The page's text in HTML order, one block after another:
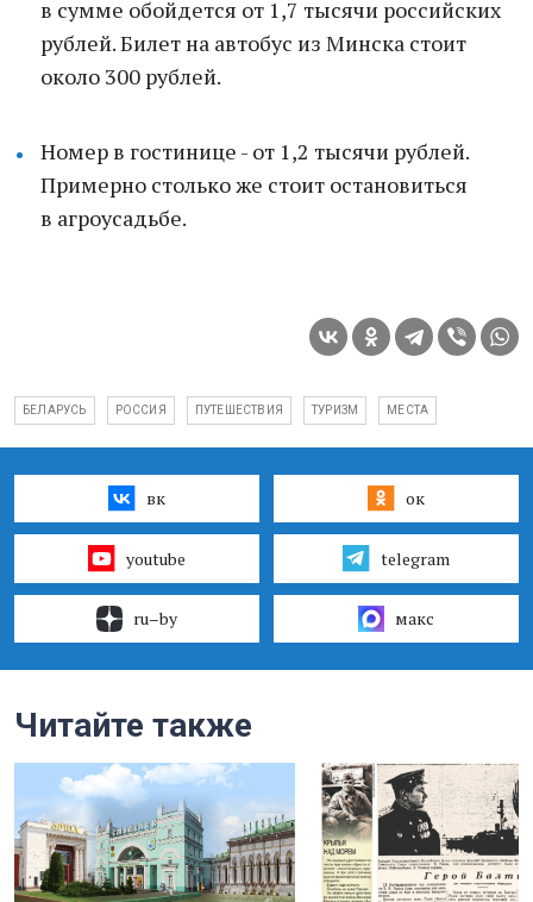
в сумме обойдется от 1,7 тысячи российских
рублей. Билет на автобус из Минска стоит
около 300 рублей.
Номер в гостинице - от 1,2 тысячи рублей.
Примерно столько же стоит остановиться
в агроусадьбе.
БЕЛАРУСЬ РОССИЯ ПУТЕШЕСТВИЯ ТУРИЗМ МЕСТА
вк ок
youtube telegram
ru–by макс
Читайте также